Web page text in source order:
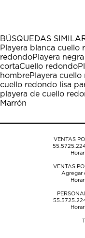
1
estrella
Esta
acción
abrirá
el
formulario
de
envío.
estrellas.
Esta
acción
abrirá
el
formulario
de
envío.
estrellas.
Esta
acción
abrirá
el
formulario
de
estrellas.
Esta
acción
abrirá
el
de
Esta
el
de
BÚSQUEDAS
Playera blanca cuello
redondoPlayera
cortaCuello redondo
hombrePlayera
cuello redondo lisa
playera de cuello
Marrón
VENTAS
VENTAS
Agregar